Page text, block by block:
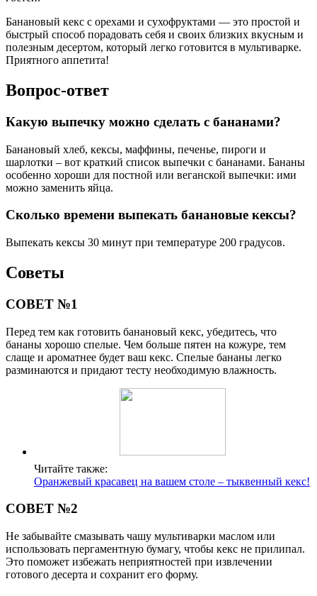
Банановый кекс с орехами и сухофруктами — это простой и
быстрый способ порадовать себя и своих близких вкусным и
полезным десертом, который легко готовится в мультиварке.
Приятного аппетита!
Вопрос-ответ
Какую выпечку можно сделать с бананами?
Банановый хлеб, кексы, маффины, печенье, пироги и
шарлотки – вот краткий список выпечки с бананами. Бананы
особенно хороши для постной или веганской выпечки: ими
можно заменить яйца.
Сколько времени выпекать банановые кексы?
Выпекать кексы 30 минут при температуре 200 градусов.
Советы
СОВЕТ №1
Перед тем как готовить банановый кекс, убедитесь, что
бананы хорошо спелые. Чем больше пятен на кожуре, тем
слаще и ароматнее будет ваш кекс. Спелые бананы легко
разминаются и придают тесту необходимую влажность.
Читайте также:
Оранжевый красавец на вашем столе – тыквенный кекс!
СОВЕТ №2
Не забывайте смазывать чашу мультиварки маслом или
использовать пергаментную бумагу, чтобы кекс не прилипал.
Это поможет избежать неприятностей при извлечении
готового десерта и сохранит его форму.